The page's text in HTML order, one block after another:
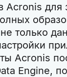
Acronis для
только
Acronis
Engine,